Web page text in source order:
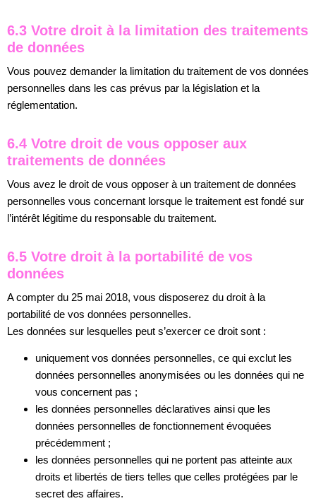
6.3 Votre droit à la limitation des traitements
de données
Vous pouvez demander la limitation du traitement de vos données
personnelles dans les cas prévus par la législation et la
réglementation.
6.4 Votre droit de vous opposer aux
traitements de données
Vous avez le droit de vous opposer à un traitement de données
personnelles vous concernant lorsque le traitement est fondé sur
l’intérêt légitime du responsable du traitement.
6.5 Votre droit à la portabilité de vos
données
A compter du 25 mai 2018, vous disposerez du droit à la
portabilité de vos données personnelles.
Les données sur lesquelles peut s’exercer ce droit sont :
uniquement vos données personnelles, ce qui exclut les
données personnelles anonymisées ou les données qui ne
vous concernent pas ;
les données personnelles déclaratives ainsi que les
données personnelles de fonctionnement évoquées
précédemment ;
les données personnelles qui ne portent pas atteinte aux
droits et libertés de tiers telles que celles protégées par le
secret des affaires.